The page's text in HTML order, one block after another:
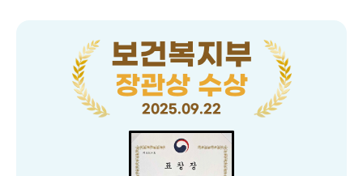
보건복지부
장관상 수상
2025.09.22